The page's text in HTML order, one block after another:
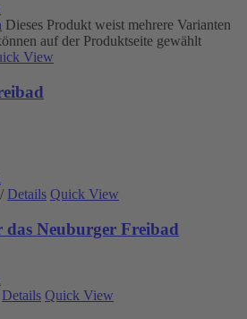
Dieses Produkt weist mehrere Varianten
auf der Produktseite gewählt
View
/ Details Quick View
das Neuburger Freibad
Details Quick View